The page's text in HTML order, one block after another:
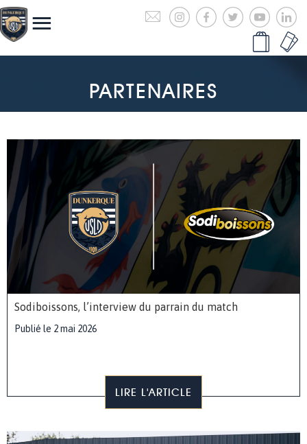
PARTENAIRES
Sodiboissons, l’interview du parrain du match
Publié le 2 mai 2026
LIRE L'ARTICLE